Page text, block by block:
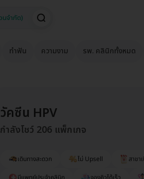
ทำฟัน ความงาม รพ. คลินิกทั้งหมด
วัคซีน HPV
กำลังโชว์ 206 แพ็กเกจ
เดินทางสะดวก ไม่ Upsell สาขา